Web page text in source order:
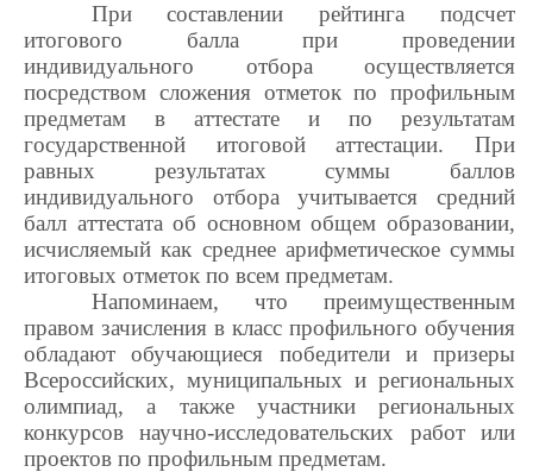
При составлении рейтинга подсчет
итогового балла при проведении
индивидуального отбора осуществляется
посредством сложения отметок по профильным
предметам в аттестате и по результатам
государственной итоговой аттестации. При
равных результатах суммы баллов
индивидуального отбора учитывается средний
балл аттестата об основном общем образовании,
исчисляемый как среднее арифметическое суммы
итоговых отметок по всем предметам.
Напоминаем, что преимущественным
правом зачисления в класс профильного обучения
обладают обучающиеся победители и призеры
Всероссийских, муниципальных и региональных
олимпиад, а также участники региональных
конкурсов научно-исследовательских работ или
проектов по профильным предметам.